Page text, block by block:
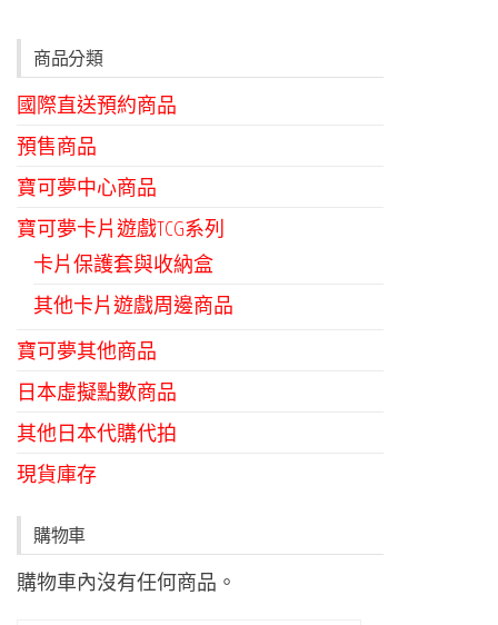
商品分類
國際直送預約商品
預售商品
寶可夢中心商品
寶可夢卡片遊戲TCG系列
卡片保護套與收納盒
其他卡片遊戲周邊商品
寶可夢其他商品
日本虛擬點數商品
其他日本代購代拍
現貨庫存
購物車
購物車內沒有任何商品。